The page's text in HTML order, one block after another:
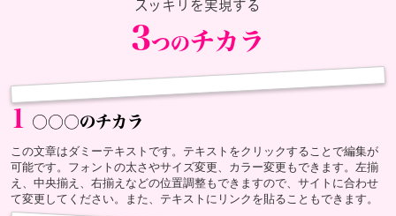
スッキリを実現する
3つのチカラ
1 ○○○のチカラ
この文章はダミーテキストです。テキストをクリックすることで編集が
可能です。フォントの太さやサイズ変更、カラー変更もできます。左揃
え、中央揃え、右揃えなどの位置調整もできますので、サイトに合わせ
て変更してください。また、テキストにリンクを貼ることもできます。